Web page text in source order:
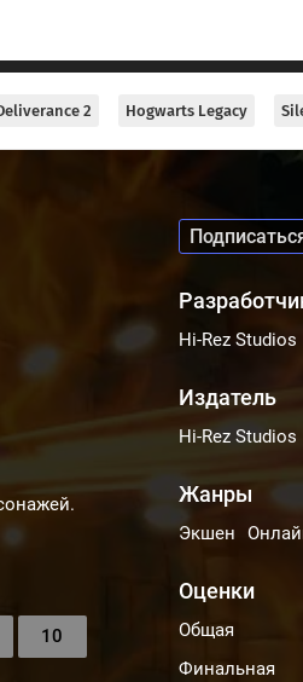
2 Hogwarts Legacy
Hi-Rez Studios
Издатель
Hi-Rez Studios
Жанры
Экшен
10
Оценки
Общая
Финальная